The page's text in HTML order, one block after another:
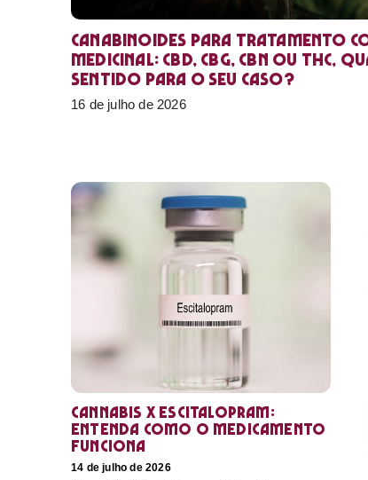
Canabinoides para tratamento
medicinal: CBD, CBG, CBN ou THC,
sentido para o seu caso?
16 de julho de 2026
Cannabis X Escitalopram:
Entenda como o medicamento
funciona
14 de julho de 2026